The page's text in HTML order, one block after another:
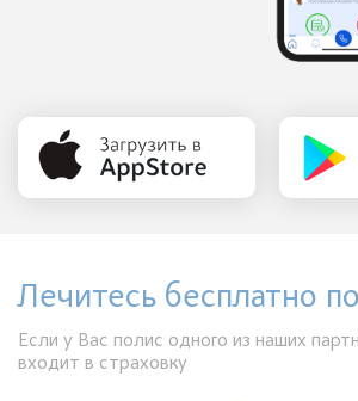
Лечитесь бесплатно
Если у Вас полис одного из наших
входит в страховку